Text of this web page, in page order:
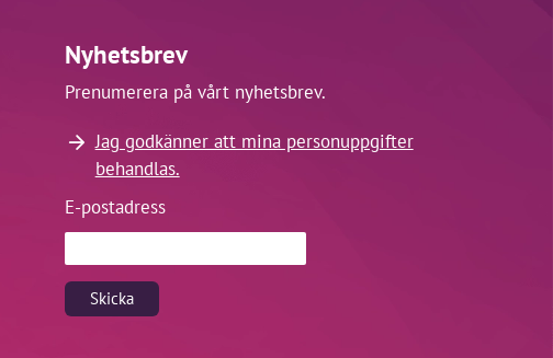
Nyhetsbrev
Prenumerera på vårt nyhetsbrev.
Jag godkänner att mina personuppgifter
behandlas.
E-postadress
Skicka